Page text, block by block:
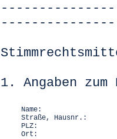
1. Angaben
Name:
Straße, Hausnr.:
PLZ:
Ort: